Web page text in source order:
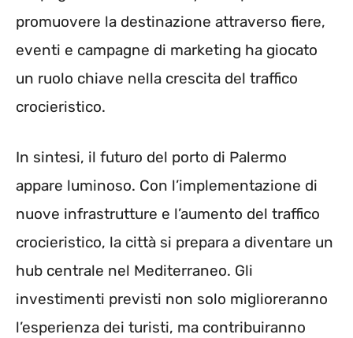
promuovere la destinazione attraverso fiere,
eventi e campagne di marketing ha giocato
un ruolo chiave nella crescita del traffico
crocieristico.
In sintesi, il futuro del porto di Palermo
appare luminoso. Con l’implementazione di
nuove infrastrutture e l’aumento del traffico
crocieristico, la città si prepara a diventare un
hub centrale nel Mediterraneo. Gli
investimenti previsti non solo miglioreranno
l’esperienza dei turisti, ma contribuiranno